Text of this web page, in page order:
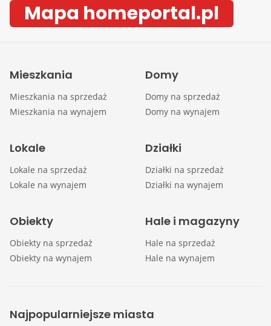
Mapa homeportal.pl
Mieszkania
Mieszkania na sprzedaż
Mieszkania na wynajem
Domy
Domy na sprzedaż
Domy na wynajem
Lokale
Lokale na sprzedaż
Lokale na wynajem
Działki
Działki na sprzedaż
Działki na wynajem
Obiekty
Obiekty na sprzedaż
Obiekty na wynajem
Hale i magazyny
Hale na sprzedaż
Hale na wynajem
Najpopularniejsze miasta